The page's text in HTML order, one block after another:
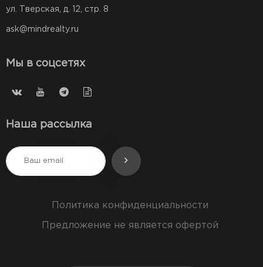
ул. Тверская, д. 12, стр. 8
ask@mindrealty.ru
Мы в соцсетях
Наша рассылка
Политика конфиденциальности
Предложение не является офертой